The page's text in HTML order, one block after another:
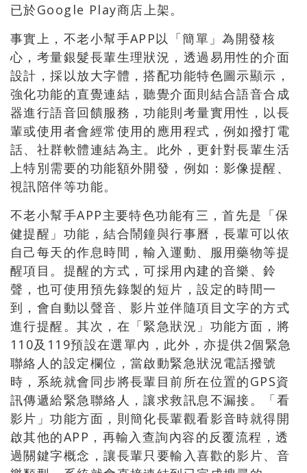
已於Google Play商店上架。
事實上，不老小幫手APP以「簡單」為開發核
心，考量銀髮長輩生理狀況，透過易用性的介面
設計，採以放大字體，搭配功能特色圖示顯示，
強化功能的直覺連結，聽覺介面則結合語音合成
器進行語音回饋服務，功能則考量實用性，以長
輩或使用者會經常使用的應用程式，例如撥打電
話、社群軟體連結為主。此外，更針對長輩生活
上特別需要的功能額外開發，例如：影像提醒、
視訊陪伴等功能。
不老小幫手APP主要特色功能有三，首先是「保
健提醒」功能，結合鬧鐘與行事曆，長輩可以依
自己每天的作息時間，輸入運動、服用藥物等提
醒項目。提醒的方式，可採用內建的音樂、鈴
聲，也可使用預先錄製的短片，設定的時間一
到，會自動以聲音、影片並伴隨項目文字的方式
進行提醒。其次，在「緊急狀況」功能方面，將
110及119預設在選單內，此外，亦提供2個緊急
聯絡人的設定欄位，當啟動緊急狀況電話撥號
時，系統就會同步將長輩目前所在位置的GPS資
訊傳遞給緊急聯絡人，讓求救訊息不漏接。「看
影片」功能方面，則簡化長輩觀看影音時就得開
啟其他的APP，再輸入查詢內容的反覆流程，透
過關鍵字概念，讓長輩只要輸入喜歡的影片、音